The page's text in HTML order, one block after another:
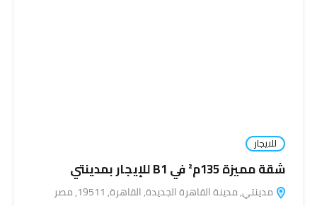
للايجار
شقة مميزة 135م² في B1 للإيجار بمدينتي
مدينتي, مدينة القاهرة الجديدة, القاهرة, 19511, مصر